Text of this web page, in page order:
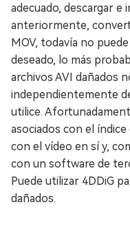
adecuado, descargar e
anteriormente,
MOV, todavía no
deseado, lo más
archivos AVI dañados
independientemente
utilice.
asociados con el
con el vídeo en sí y,
con un software de
Puede utilizar 4DDiG
dañados.